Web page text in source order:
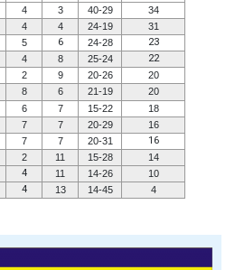
4 3 40-29
34
4 4 24-19
31
5 6 24-28 23
4 8 25-24 22
2 9 20-26
20
8 6 21-19
20
6 7 15-22
18
7 7 20-29
16
7 7 20-31 16
2 11 15-28
14
4 11 14-26
10
4 13 14-45 4